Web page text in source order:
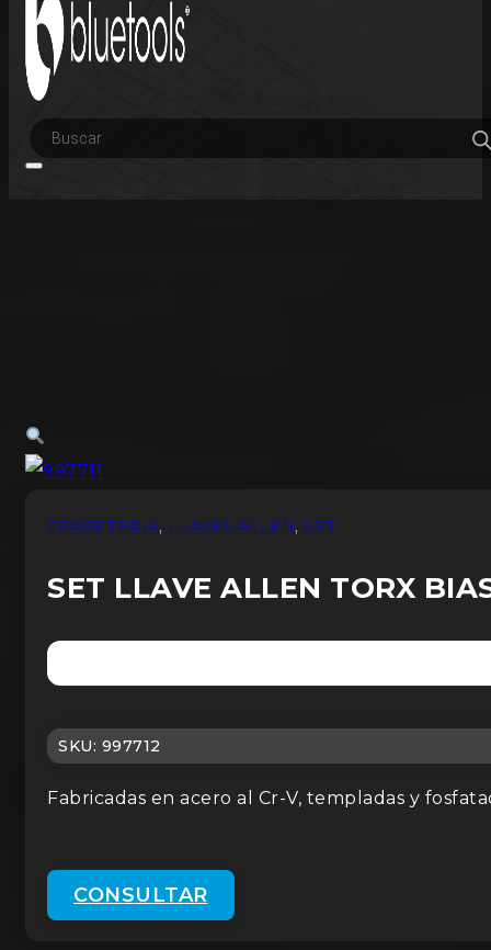
productos
FERRETERIA, LLAVES ALLEN, SET
SET LLAVE ALLEN TORX
SKU: 997712
Fabricadas en acero al Cr-V, templadas y
CONSULTAR